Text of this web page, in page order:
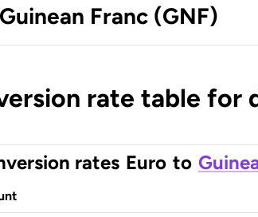
Guinean Franc (GNF)
rate table for
rates Euro to